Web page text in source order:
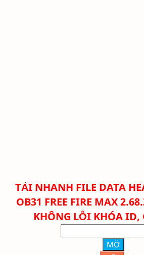
TẢI NHANH FILE DATA
OB31 FREE FIRE MAX
KHÔNG LỖI KHÓA ID,
MỞ